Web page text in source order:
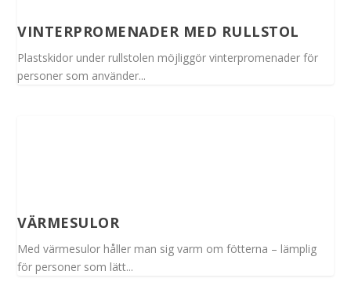
VINTERPROMENADER MED RULLSTOL
Plastskidor under rullstolen möjliggör vinterpromenader för
personer som använder...
VÄRMESULOR
Med värmesulor håller man sig varm om fötterna – lämplig
för personer som lätt...